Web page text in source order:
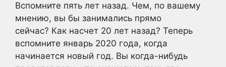
Вспомните пять лет назад. Чем, по вашему
мнению, вы бы занимались прямо
сейчас? Как насчет 20 лет назад? Теперь
вспомните январь 2020 года, когда
начинается новый год. Вы когда-нибудь